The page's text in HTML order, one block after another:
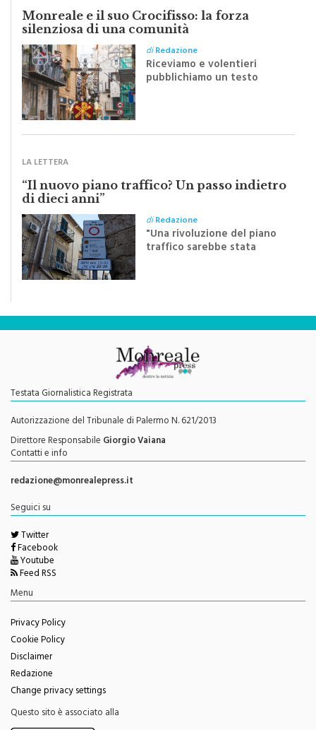
IL TESTO
Monreale e il suo Crocifisso: la forza
silenziosa di una comunità
diRedazione
Riceviamo e volentieri
Sapienza all'indomani della
LA LETTERA
“Il nuovo piano traffico? Un passo indietro
di dieci anni”
diRedazione
"Una rivoluzione del piano
Testata Giornalistica Registrata
Autorizzazione del Tribunale di Palermo N. 621/2013
Direttore ResponsabileGiorgio Vaiana
Contatti e info
redazione@monrealepress.it
Seguici su
Twitter
Facebook
Youtube
Feed RSS
Privacy Policy
Cookie Policy
Disclaimer
Redazione
Change privacy settings